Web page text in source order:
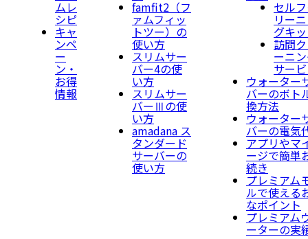
ムレ
シピ
キャ
ンペ
ー
ン・
お得
情報
famfit2（フ
ァムフィッ
トツー）の
使い方
スリムサー
バー4の使
い方
スリムサー
バーⅢの使
い方
amadana ス
タンダード
サーバーの
使い方
セル
リー
グキ
訪問
ーニ
サー
ウォーター
バーのボト
換方法
ウォーター
バーの電気
アプリやマ
ージで簡単
続き
プレミアム
ルで使える
なポイント
プレミアム
ーターの実